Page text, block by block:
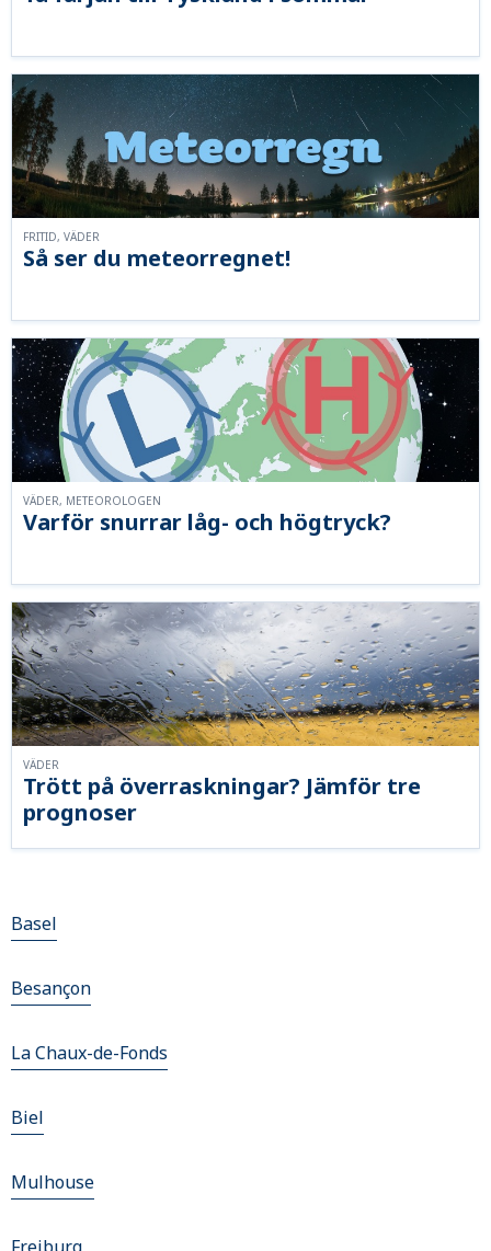
Så ser du meteorregnet!
FRITID, VÄDER
Varför snurrar låg- och högtryck?
VÄDER, METEOROLOGEN
Trött på överraskningar? Jämför tre
prognoser
VÄDER
Basel
Besançon
La Chaux-de-Fonds
Biel
Mulhouse